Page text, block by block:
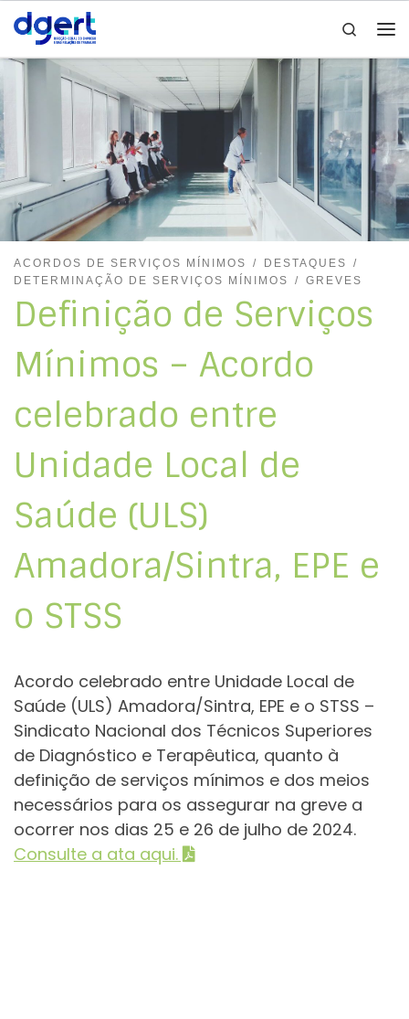
Skip to content
Search
ACORDOS DE SERVIÇOS MÍNIMOS
DESTAQUES
DETERMINAÇÃO DE SERVIÇOS MÍNIMOS
GREVES
Definição de Serviços
Mínimos – Acordo
celebrado entre
Unidade Local de
Saúde (ULS)
Amadora/Sintra, EPE e
o STSS
Acordo celebrado entre Unidade Local de
Saúde (ULS) Amadora/Sintra, EPE e o STSS –
Sindicato Nacional dos Técnicos Superiores
de Diagnóstico e Terapêutica, quanto à
definição de serviços mínimos e dos meios
necessários para os assegurar na greve a
ocorrer nos dias 25 e 26 de julho de 2024.
Consulte a ata aqui.